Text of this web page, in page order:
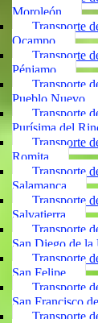
Moroleón
Transporte
Ocampo
Transporte
Pénjamo
Transporte
Pueblo Nuevo
Transporte
Purísima del
Transporte
Romita
Transporte
Salamanca
Transporte
Salvatierra
Transporte
San Diego de la
Transporte
San Felipe
Transporte
San Francisco
Transporte